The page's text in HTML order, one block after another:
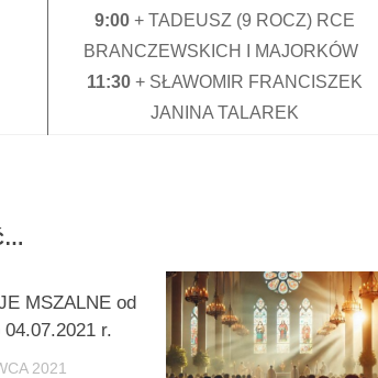
9:00 + TADEUSZ (9 ROCZ) RCE
BRANCZEWSKICH I MAJORKÓW
11:30 + SŁAWOMIR FRANCISZEK
JANINA TALAREK
MSZALNE od
04.07.2021 r.
2021